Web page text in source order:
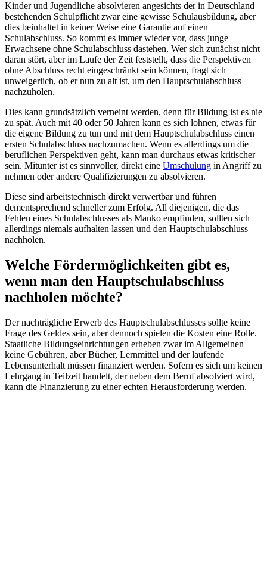
Kinder und Jugendliche absolvieren angesichts der in Deutschland
bestehenden Schulpflicht zwar eine gewisse Schulausbildung, aber
dies beinhaltet in keiner Weise eine Garantie auf einen
Schulabschluss. So kommt es immer wieder vor, dass junge
Erwachsene ohne Schulabschluss dastehen. Wer sich zunächst nicht
daran stört, aber im Laufe der Zeit feststellt, dass die Perspektiven
ohne Abschluss recht eingeschränkt sein können, fragt sich
unweigerlich, ob er nun zu alt ist, um den Hauptschulabschluss
nachzuholen.
Dies kann grundsätzlich verneint werden, denn für Bildung ist es nie
zu spät. Auch mit 40 oder 50 Jahren kann es sich lohnen, etwas für
die eigene Bildung zu tun und mit dem Hauptschulabschluss einen
ersten Schulabschluss nachzumachen. Wenn es allerdings um die
beruflichen Perspektiven geht, kann man durchaus etwas kritischer
sein. Mitunter ist es sinnvoller, direkt eine Umschulung in Angriff zu
nehmen oder andere Qualifizierungen zu absolvieren.
Diese sind arbeitstechnisch direkt verwertbar und führen
dementsprechend schneller zum Erfolg. All diejenigen, die das
Fehlen eines Schulabschlusses als Manko empfinden, sollten sich
allerdings niemals aufhalten lassen und den Hauptschulabschluss
nachholen.
Welche Fördermöglichkeiten gibt es,
wenn man den Hauptschulabschluss
nachholen möchte?
Der nachträgliche Erwerb des Hauptschulabschlusses sollte keine
Frage des Geldes sein, aber dennoch spielen die Kosten eine Rolle.
Staatliche Bildungseinrichtungen erheben zwar im Allgemeinen
keine Gebühren, aber Bücher, Lernmittel und der laufende
Lebensunterhalt müssen finanziert werden. Sofern es sich um keinen
Lehrgang in Teilzeit handelt, der neben dem Beruf absolviert wird,
kann die Finanzierung zu einer echten Herausforderung werden.